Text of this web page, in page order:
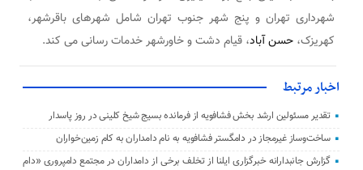
شهرداری تهران و پنج شهر جنوب تهران شامل شهرهای باقرشهر،
کهریزک، حسن آباد، قیام دشت و خاورشهر خدمات رسانی می کند.
اخبار مرتبط
تقدیر مسئولین ارشد بخش فشافویه از فرمانده بسیج شیخ کلینی در روز پاسدار
ساخت‌وساز غیرمجاز در دامگستر فشافویه به نام دامداران به کام زمین‌خواران
گزارش جانبدارانه خبرگزاری ایلنا از تخلف برخی از دامداران در مجتمع دامپروری «دام